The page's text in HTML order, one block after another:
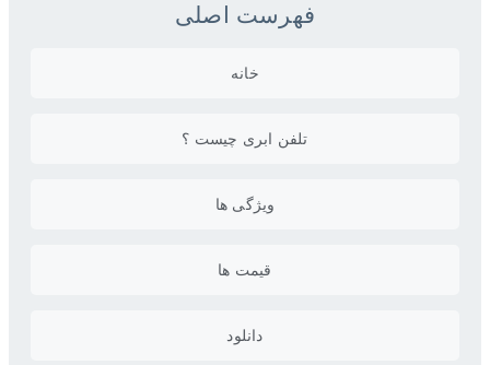
فهرست اصلی
خانه
تلفن ابری چیست ؟
ویژگی ها
قیمت ها
دانلود